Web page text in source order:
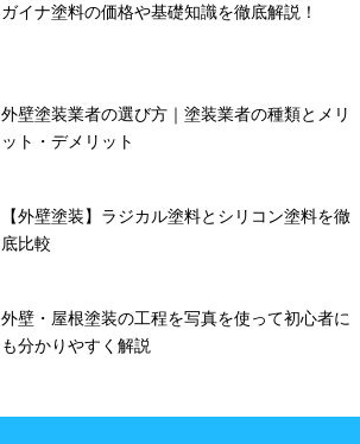
ガイナ塗料の価格や基礎知識を徹底解説！
外壁塗装業者の選び方｜塗装業者の種類とメリ
ット・デメリット
【外壁塗装】ラジカル塗料とシリコン塗料を徹
底比較
外壁・屋根塗装の工程を写真を使って初心者に
も分かりやすく解説